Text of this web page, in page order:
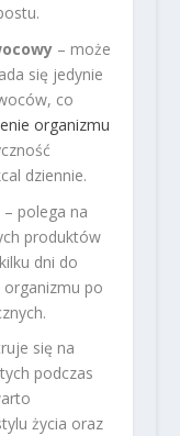
– może
się jedynie
co
organizmu
dziennie.
– polega na
produktów
dni do
po
się na
podczas
życia oraz